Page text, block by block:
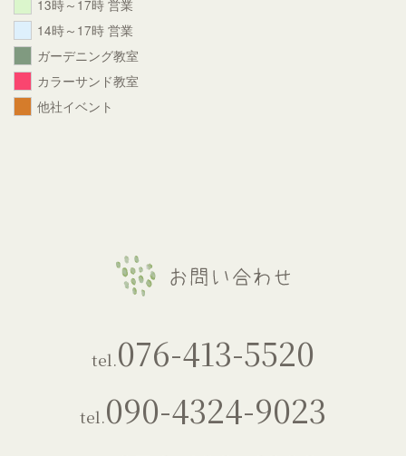
13時～17時 営業
14時～17時 営業
ガーデニング教室
カラーサンド教室
他社イベント
tel.076-413-5520
tel.090-4324-9023